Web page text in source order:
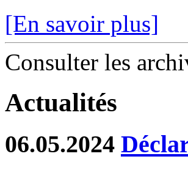
[En savoir plus]
Consulter les
Actualités
06.05.2024